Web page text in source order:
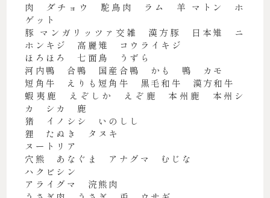
肉 ダチョウ 駝鳥肉 ラム 羊 マトン ホ
ゲット
豚 マンガリッツァ交雑 漢方豚 日本雉 ニ
ホンキジ 高麗雉 コウライキジ
ほろほろ 七面鳥 うずら
河内鴨 合鴨 国産合鴨 かも 鴨 カモ
短角牛 えりも短角牛 黒毛和牛 漢方和牛
蝦夷鹿 えぞしか えぞ鹿 本州鹿 本州シ
カ シカ 鹿
猪 イノシシ いのしし
狸 たぬき タヌキ
ヌートリア
穴熊 あなぐま アナグマ むじな
ハクビシン
アライグマ 浣熊肉